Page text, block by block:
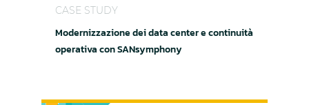
CASE STUDY
Modernizzazione dei data center e continuità
operativa con SANsymphony